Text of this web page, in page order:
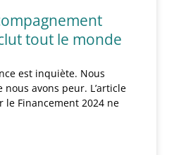
tout le monde
est inquiète. Nous
avons peur. L’article
le Financement 2024 ne